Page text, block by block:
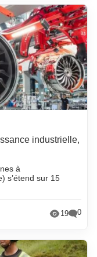
industrielle,
à
s’étend sur 15
19 0